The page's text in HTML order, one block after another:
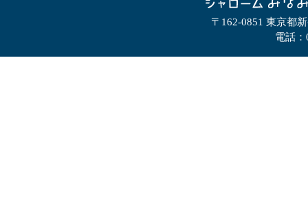
〒162-0851 東京都
電話